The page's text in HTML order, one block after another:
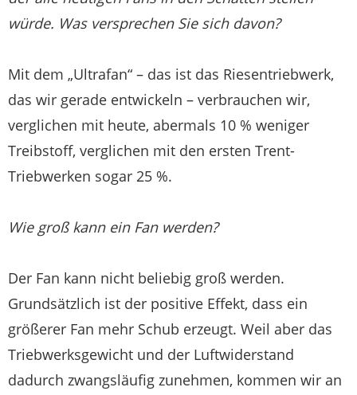
würde. Was versprechen Sie sich davon?
Mit dem „Ultrafan“ – das ist das Riesentriebwerk,
das wir gerade entwickeln – verbrauchen wir,
verglichen mit heute, abermals 10 % weniger
Treibstoff, verglichen mit den ersten Trent-
Triebwerken sogar 25 %.
Wie groß kann ein Fan werden?
Der Fan kann nicht beliebig groß werden.
Grundsätzlich ist der positive Effekt, dass ein
größerer Fan mehr Schub erzeugt. Weil aber das
Triebwerksgewicht und der Luftwiderstand
dadurch zwangsläufig zunehmen, kommen wir an